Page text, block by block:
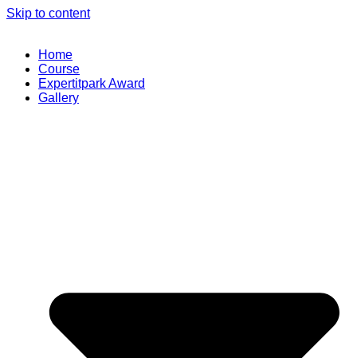
Skip to content
Home
Course
Expertitpark Award
Gallery